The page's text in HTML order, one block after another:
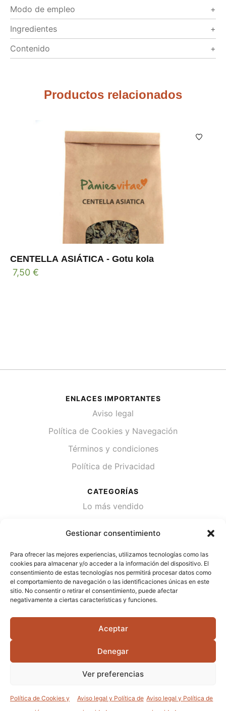
Gestionar consentimiento
Para ofrecer las mejores experiencias, utilizamos tecnologías como las
cookies para almacenar y/o acceder a la información del dispositivo. El
consentimiento de estas tecnologías nos permitirá procesar datos como
el comportamiento de navegación o las identificaciones únicas en este
sitio. No consentir o retirar el consentimiento, puede afectar
negativamente a ciertas características y funciones.
Aceptar
Denegar
Ver preferencias
Política de Cookies y
Aviso legal y Política de Aviso legal y Política de
Modo de empleo
Ingredientes
Contenido
Productos relacionados
CENTELLA ASIÁTICA - Gotu kola
7,50 €
ENLACES IMPORTANTES
Aviso legal
Política de Cookies y Navegación
Términos y condiciones
Política de Privacidad
CATEGORÍAS
Lo más vendido
Desinfección de agua
CONTACTA
Cami Primera Marrada, SN, 25600, Balaguer
info@jardipamies.com
621 238 242
0